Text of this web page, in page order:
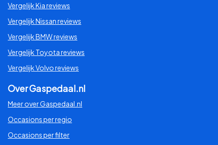
Vergelijk Kia reviews
Vergelijk Nissan reviews
Vergelijk BMW reviews
Vergelijk Toyota reviews
Vergelijk Volvo reviews
Over Gaspedaal.nl
Meer over Gaspedaal.nl
Occasions per regio
Occasions per filter